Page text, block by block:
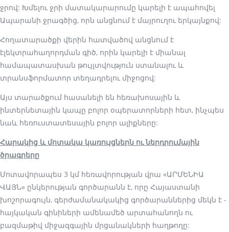
ջրով: Խմելու ջրի մատակարարումը կարելի է ապահովել
Ապարանի ջրագծից, որն անցնում է մայրուղու երկայնքով:
Հողատարածքի վերին հատվածով անցնում է
էլեկտրահաղորդման գիծ, որին կարելի է միանալ
համապատասխան թույլտվություն ստանալու և
տրանսֆորմատոր տեղադրելու միջոցով:
Այս տարածքում հասանելի են հեռախոսային և
ինտերնետային կապը բոլոր օպերատորների հետ, ինչպես
նաև հեռուստատեսային բոլոր ալիքները:
Հարակից և մոտակա կառույցներն ու ներդրումային
ծրագրերը
Մոտավորապես 3 կմ հեռավորության վրա «ԱՐՄԵՆԻԱ
ՎԱՅՆ» ընկերության գործարանն է, որը Հայաստանի
խոշորագույն, գերժամանակակից գործարաններից մեկն է -
հայկական գինիների ամենամեծ արտահանողն ու
բազմաթիվ միջազգային մրցանակների հաղթողը: